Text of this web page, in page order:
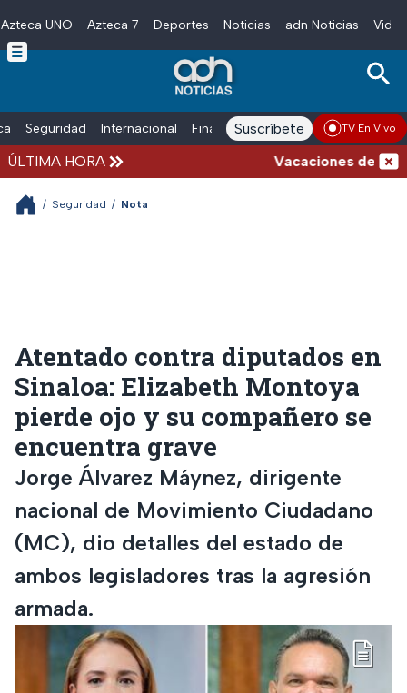
Skip to main content
Azteca UNO Azteca 7 Deportes Noticias adn Noticias
Seguridad Internacional Finanzas adn Noticias Radio
Suscríbete TV En Vivo
ÚLTIMA HORA Vacaciones de
/ Seguridad / Nota
Atentado contra diputados en
Sinaloa: Elizabeth Montoya
pierde ojo y su compañero se
encuentra grave
Jorge Álvarez Máynez, dirigente
nacional de Movimiento Ciudadano
(MC), dio detalles del estado de
ambos legisladores tras la agresión
armada.